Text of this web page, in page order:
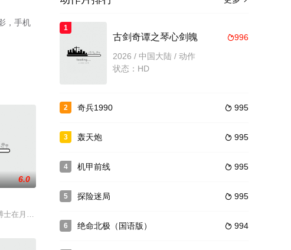
，手机
从此楼兰古城成为一个谜，为了
6.0
在月球装设了能量超强的雷射炮,坐标对准美国华盛顿,除非美国政
1
996
古剑奇谭之琴心剑魄
2026 / 中国大陆 / 动作
状态：HD
2  995
奇兵1990
3  995
轰天炮
4  995
机甲前线
5  995
探险迷局
6  994
绝命北极（国语版）